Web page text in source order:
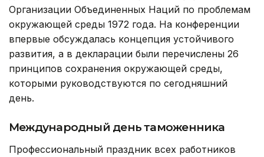
Организации Объединенных Наций по проблемам
окружающей среды 1972 года. На конференции
впервые обсуждалась концепция устойчивого
развития, а в декларации были перечислены 26
принципов сохранения окружающей среды,
которыми руководствуются по сегодняшний
день.
Международный день таможенника
Профессиональный праздник всех работников